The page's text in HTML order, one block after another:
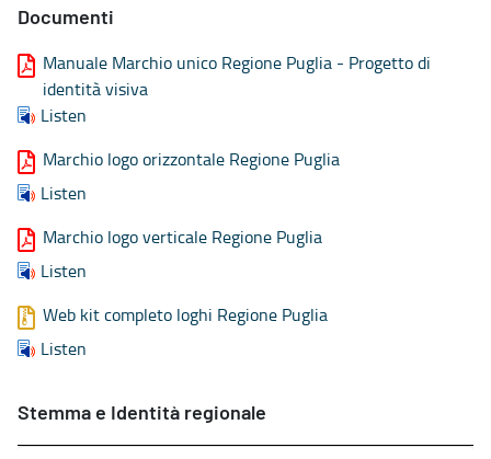
Documenti
Manuale Marchio unico Regione Puglia - Progetto di
identità visiva
Listen
Marchio logo orizzontale Regione Puglia
Listen
Marchio logo verticale Regione Puglia
Listen
Web kit completo loghi Regione Puglia
Listen
Stemma e Identità regionale